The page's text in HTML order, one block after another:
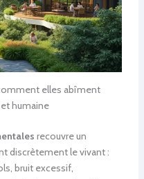
elles abîment
humaine
recouvre un
discrètement le vivant :
bruit excessif,